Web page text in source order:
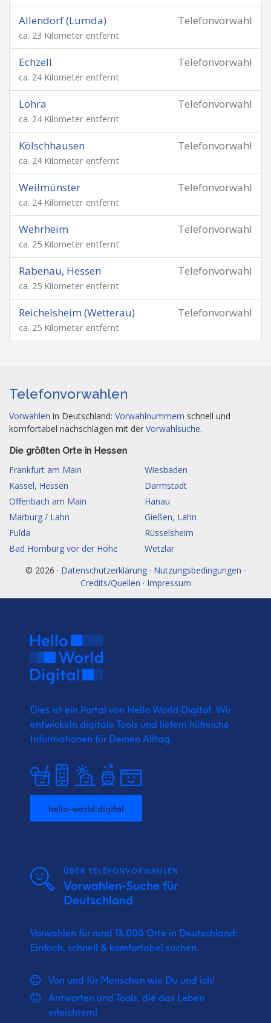
Telefonvorwahl
Allendorf (Lumda)
ca. 23 Kilometer entfernt
Telefonvorwahl
Echzell
ca. 24 Kilometer entfernt
Telefonvorwahl
Lohra
ca. 24 Kilometer entfernt
Telefonvorwahl
Kölschhausen
ca. 24 Kilometer entfernt
Telefonvorwahl
Weilmünster
ca. 24 Kilometer entfernt
Telefonvorwahl
Wehrheim
ca. 25 Kilometer entfernt
Telefonvorwahl
Rabenau, Hessen
ca. 25 Kilometer entfernt
Telefonvorwahl
Reichelsheim (Wetterau)
ca. 25 Kilometer entfernt
Telefonvorwahlen
Vorwahlen in Deutschland: Vorwahlnummern schnell und
komfortabel nachschlagen mit der Vorwahlsuche.
Die größten Orte in Hessen
Frankfurt am Main
Wiesbaden
Kassel, Hessen
Darmstadt
Offenbach am Main
Hanau
Marburg / Lahn
Gießen, Lahn
Fulda
Rüsselsheim
Bad Homburg vor der Höhe
Wetzlar
© 2026 · Datenschutzerklärung · Nutzungsbedingungen ·
Credits/Quellen · Impressum
Dies ist ein Portal von Hello World Digital. Wir
entwickeln digitale Tools und liefern hilfreiche
Informationen für Deinen Alltag.
hello-world.digital
ÜBER TELEFONVORWAHLEN
Vorwahlen-Suche für
Deutschland
Vorwahlen für rund 13.000 Orte in Deutschland:
Einfach, schnell & komfortabel suchen.
Von und für Menschen wie Du und ich!
Antworten und Tools, die das Leben
erleichtern!